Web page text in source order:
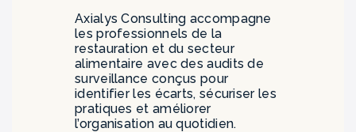
Axialys Consulting accompagne
les professionnels de la
restauration et du secteur
alimentaire avec des audits de
surveillance conçus pour
identifier les écarts, sécuriser les
pratiques et améliorer
l’organisation au quotidien.